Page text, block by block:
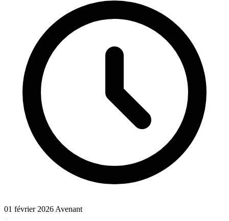
01 février 2026 Avenant